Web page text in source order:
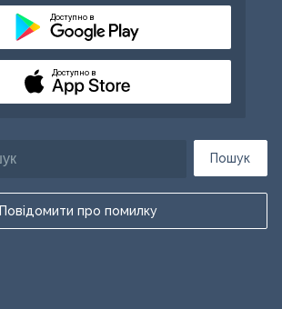
Пошук
Повідомити про помилку
Доступно в
Доступно в